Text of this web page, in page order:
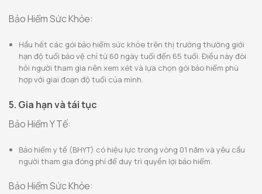
Bảo Hiểm Sức Khỏe:
Hầu hết các gói bảo hiểm sức khỏe trên thị trường thường giới
hạn độ tuổi bảo vệ chỉ từ 60 ngày tuổi đến 65 tuổi. Điều này đòi
hỏi người tham gia nên xem xét và lựa chọn gói bảo hiểm phù
hợp với giai đoạn độ tuổi của mình.
5. Gia hạn và tái tục
Bảo Hiểm Y Tế:
Bảo hiểm y tế (BHYT) có hiệu lực trong vòng 01 năm và yêu cầu
người tham gia đóng phí để duy trì quyền lợi bảo hiểm.
Bảo Hiểm Sức Khỏe: